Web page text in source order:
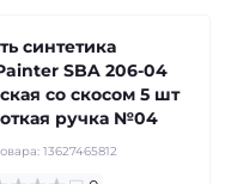
синтетика
SBA 206-04
со скосом 5 шт
ручка №04
13627465812